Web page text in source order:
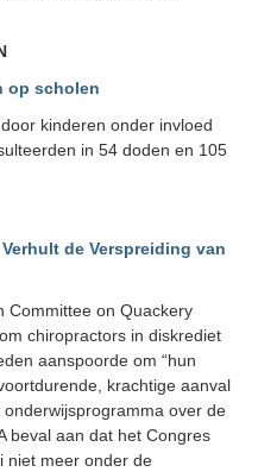
op scholen
kinderen onder invloed
in 54 doden en 105
de Verspreiding van
Committee on Quackery
chiropractors in diskrediet
aanspoorde om “hun
krachtige aanval
over de
beval aan dat het Congres
niet meer onder de